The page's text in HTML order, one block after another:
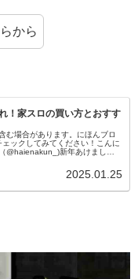
から
！家スロの買い方とおすす
む場合があります。にほんブロ
ェックしてみてください！こんに
@haienakun_)新年あけまして
2025.01.25